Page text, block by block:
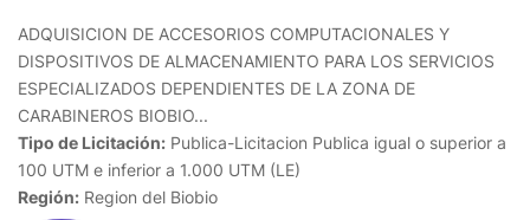
ADQUISICION DE ACCESORIOS COMPUTACIONALES Y
DISPOSITIVOS DE ALMACENAMIENTO PARA LOS SERVICIOS
ESPECIALIZADOS DEPENDIENTES DE LA ZONA DE
CARABINEROS BIOBIO...
Tipo de Licitación: Publica-Licitacion Publica igual o superior a
100 UTM e inferior a 1.000 UTM (LE)
Región: Region del Biobio